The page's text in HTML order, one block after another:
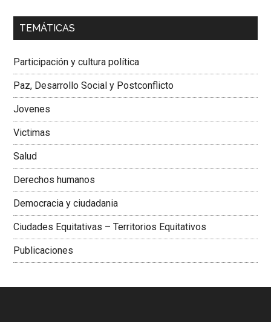
00:00 01:04
Colombiana
TEMÁTICAS
Participación y cultura política
Paz, Desarrollo Social y Postconflicto
Jovenes
Victimas
Salud
Derechos humanos
Democracia y ciudadania
Ciudades Equitativas – Territorios Equitativos
Publicaciones